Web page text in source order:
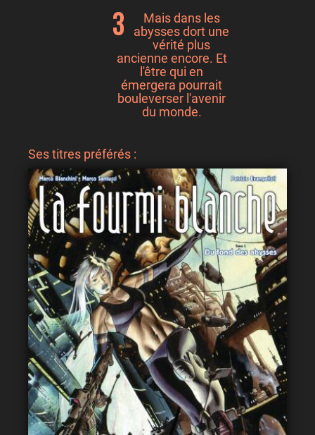
Mais dans les
abysses dort une
vérité plus
ancienne encore. Et
l'être qui en
émergera pourrait
bouleverser l'avenir
du monde.
Ses titres préférés :